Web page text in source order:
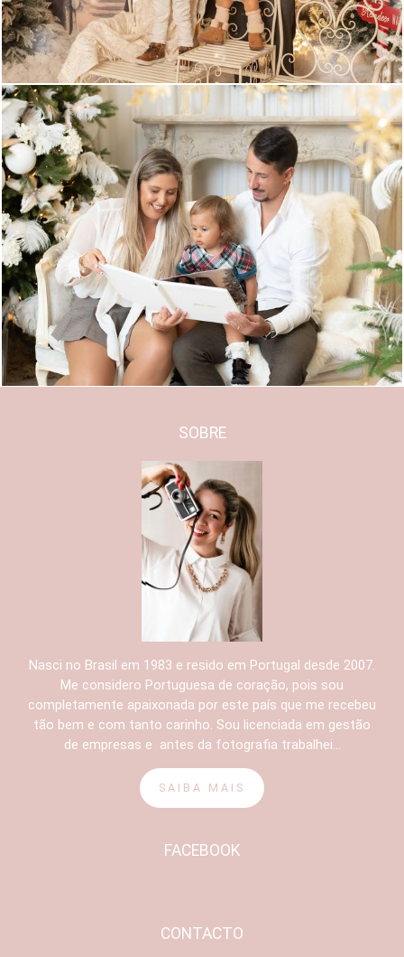
720 0
SOBRE
Nasci no Brasil em 1983 e resido em Portugal desde 2007.
Me considero Portuguesa de coração, pois sou
completamente apaixonada por este país que me recebeu
tão bem e com tanto carinho. Sou licenciada em gestão
de empresas e antes da fotografia trabalhei...
SAIBA MAIS
FACEBOOK
CONTACTO